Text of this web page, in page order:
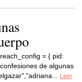
= { pid:
de algunas
Leer